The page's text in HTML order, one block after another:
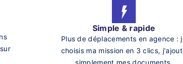
Simple & rapide
Plus de déplacements en agence :
choisis ma mission en 3 clics,
simplement mes documents.